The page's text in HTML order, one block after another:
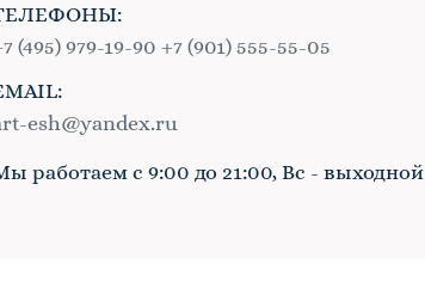
(495) 979-19-90 +7 (901) 555-55-05
esh@yandex.ru
работаем с 9:00 до 21:00, Вс - выходной